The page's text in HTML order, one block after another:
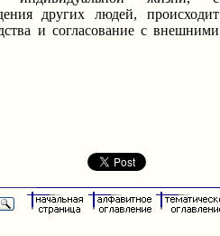
других людей, происходит
и согласование с внешними